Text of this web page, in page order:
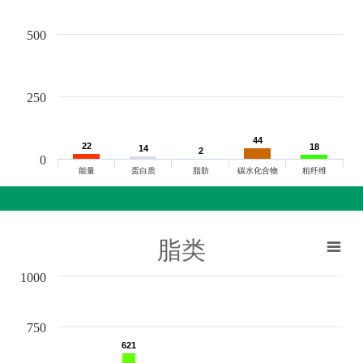
22
22 14
14 2
2
44
44
18
18
能量 蛋白质 脂肪 碳水化合物 粗纤维
0
250
500
脂类
621
621
750
1000